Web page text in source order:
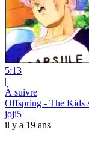
5:13
|
À suivre
Offspring - The Kids
joji5
il y a 19 ans